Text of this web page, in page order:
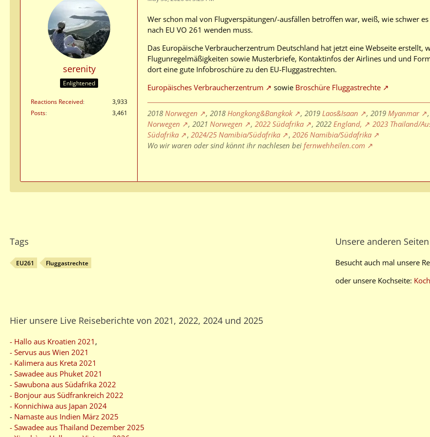
serenity
Enlightened
Reactions Received
3,933
Posts
3,461
Wer schon mal von Flugverspätungen/-ausfällen betroffen war, weiß, wie schwer
nach EU VO 261 wenden muss.
Das Europäische Verbraucherzentrum Deutschland hat jetzt eine Webseite
Flugunregelmäßigkeiten sowie Musterbriefe, Kontaktinfos der Airlines und und
dort eine gute Infobroschüre zu den EU-Fluggastrechten.
Europäisches Verbraucherzentrum
sowie Broschüre Fluggastrechte
2018 Norwegen , 2018 Hongkong&Bangkok , 2019 Laos&Isaan , 2019 Myanmar
Norwegen
, 2021 Norwegen , 2022 Südafrika , 2022 England, 2023 Thailand/
Südafrika
, 2024/25 Namibia/Südafrika , 2026 Namibia/Südafrika
Wo wir waren oder sind könnt ihr nachlesen bei fernwehheilen.com
Tags
EU261 Fluggastrechte
Unsere anderen Seiten
Besucht auch mal unsere
oder unsere Kochseite:
Hier unsere Live Reiseberichte von 2021, 2022, 2024 und 2025
- Hallo aus Kroatien 2021 ,
- Servus aus Wien 2021
- Kalimera aus Kreta 2021
- Sawadee aus Phuket 2021
- Sawubona aus Südafrika 2022
- Bonjour aus Südfrankreich 2022
- Konnichiwa aus Japan 2024
- Namaste aus Indien März 2025
- Sawadee aus Thailand Dezember 2025